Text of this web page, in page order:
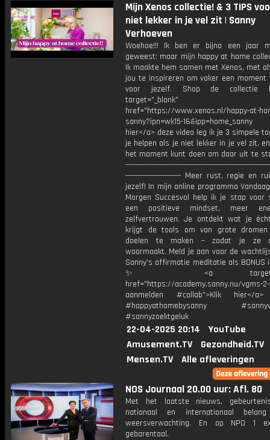
Mijn Xenos collectie! & 3 TIPS
niet lekker in je vel zit | Sanny
Verhoeven
Woehoe!!! Ik ben er bijna een jaar
geweest: maar mijn happy at home
Ik maakte hem samen met Xenos, met
jou te inspireren om vaker een moment
voor jezelf. Shop de collectie
target="_blank"
href="https://www.xenos.nl/happy-at-
sanny?ipn=wk15-
hier</a> deze video leg ik je 3 simpele
je helpen als je niet lekker in je vel zit,
het moment kunt doen om daar uit te
----------------------- Meer rust, regie en
jezelf! In mijn online programma
Morgen Succesvol help ik je stap voor
een positieve mindset, meer
zelfvertrouwen. Je ontdekt wat je
krijgt de tools om van grote dromen
doelen te maken – zodat je ze
waarmaakt. Meld je aan voor de
Sanny’s affirmatie meditatie als BONUS
✨ <a
href="https://academy.sanny.nu/vgms-2-
aanmelden #collab">Klik hier</
#happyathomebysanny
#sannyzoektgeluk
22-04-2025 20:14
YouTube
Amusement.TV
Gezondheid.TV
Mensen.TV
Alle afleveringen
NOS Journaal 20.00 uur: Afl. 80
Met het laatste nieuws,
nationaal en internationaal
weersverwachting. En op NPO 1
gebarentaal.